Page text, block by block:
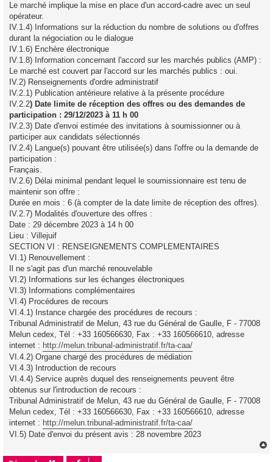
Le marché implique la mise en place d'un accord-cadre avec un seul
opérateur.
IV.1.4) Informations sur la réduction du nombre de solutions ou d'offres
durant la négociation ou le dialogue
IV.1.6) Enchère électronique
IV.1.8) Information concernant l'accord sur les marchés publics (AMP) :
Le marché est couvert par l'accord sur les marchés publics : oui.
IV.2) Renseignements d'ordre administratif
IV.2.1) Publication antérieure relative à la présente procédure
IV.2.2) Date limite de réception des offres ou des demandes de
participation : 29/12/2023 à 11 h 00
IV.2.3) Date d'envoi estimée des invitations à soumissionner ou à
participer aux candidats sélectionnés
IV.2.4) Langue(s) pouvant être utilisée(s) dans l'offre ou la demande de
participation :
Français.
IV.2.6) Délai minimal pendant lequel le soumissionnaire est tenu de
maintenir son offre :
Durée en mois : 6 (à compter de la date limite de réception des offres).
IV.2.7) Modalités d'ouverture des offres :
Date : 29 décembre 2023 à 14 h 00
Lieu : Villejuif
SECTION VI : RENSEIGNEMENTS COMPLEMENTAIRES
VI.1) Renouvellement :
Il ne s'agit pas d'un marché renouvelable
VI.2) Informations sur les échanges électroniques
VI.3) Informations complémentaires
VI.4) Procédures de recours
VI.4.1) Instance chargée des procédures de recours :
Tribunal Administratif de Melun, 43 rue du Général de Gaulle, F - 77008
Melun cedex, Tél : +33 160566630, Fax : +33 160566610, adresse
internet : http://melun.tribunal-administratif.fr/ta-caa/
VI.4.2) Organe chargé des procédures de médiation
VI.4.3) Introduction de recours
VI.4.4) Service auprès duquel des renseignements peuvent être
obtenus sur l'introduction de recours :
Tribunal Administratif de Melun, 43 rue du Général de Gaulle, F - 77008
Melun cedex, Tél : +33 160566630, Fax : +33 160566610, adresse
internet : http://melun.tribunal-administratif.fr/ta-caa/
VI.5) Date d'envoi du présent avis : 28 novembre 2023